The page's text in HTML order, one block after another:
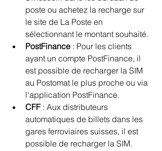
poste ou achetez la recharge sur
le site de La Poste en
sélectionnant le montant souhaité.
PostFinance : Pour les clients
ayant un compte PostFinance, il
est possible de recharger la SIM
au Postomat le plus proche ou via
l'application PostFinance.
CFF : Aux distributeurs
automatiques de billets dans les
gares ferroviaires suisses, il est
possible de recharger la SIM.